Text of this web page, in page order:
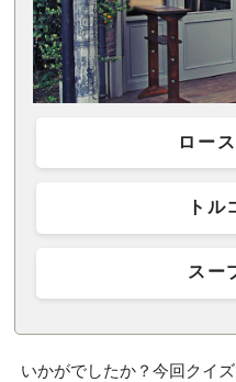
ロー
トル
スー
いかがでしたか？今回クイ